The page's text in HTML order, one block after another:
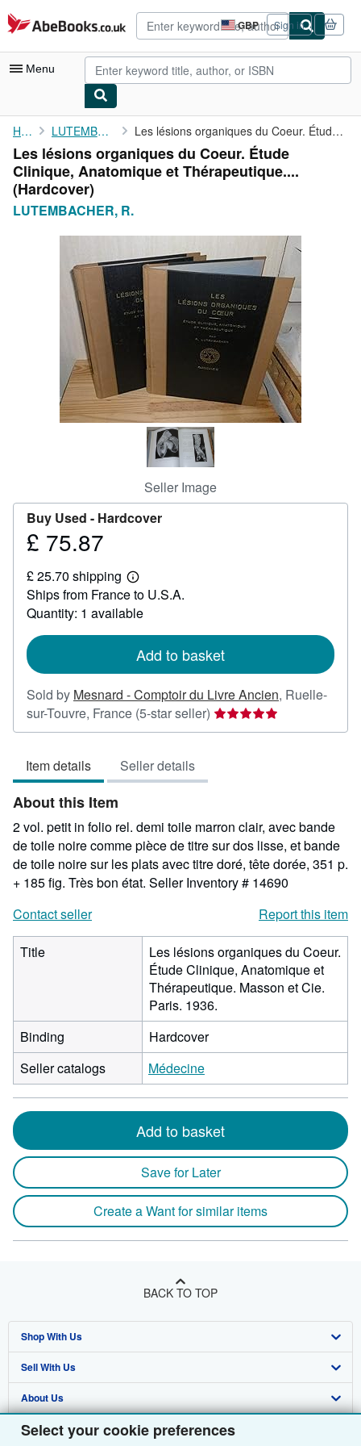
Select your cookie preferences
Skip to main content
AbeBooks.co.uk GBP
Site
shopping
preferences
Sign in
Menu
My Account
My Purchases
Advanced Search
Browse Collections
Art & Collectables
Start Selling
CLOSE
Home LUTEMBACHER, R. Les lésions organiques du Coeur. Étude Clinique, Anatomique et ...
Les lésions organiques du Coeur. Étude
Clinique, Anatomique et Thérapeutique....
(Hardcover)
LUTEMBACHER, R.
Seller Image
Buy Used - Hardcover
Price
75.87
£ 75.87
£ 25.70 shipping
Learn
more
about
shipping
Ships from France to U.S.A.
Quantity: 1 available
Add to basket
Sold by Mesnard - Comptoir du Livre Ancien, Ruelle-
sur-Touvre, France (5-star seller) Seller
rating
stars
Item details Seller details
About this Item
2 vol. petit in folio rel. demi toile marron clair, avec bande
de toile noire comme pièce de titre sur dos lisse, et bande
de toile noire sur les plats avec titre doré, tête dorée, 351 p.
+ 185 fig. Très bon état. Seller Inventory # 14690
Contact seller
Report this item
Title
Les lésions organiques du Coeur.
Étude Clinique, Anatomique et
Thérapeutique. Masson et Cie.
Paris. 1936.
Binding
Hardcover
Seller catalogs
Médecine
Add to basket
Save for Later
Create a Want for similar items
BACK TO TOP
Shop With Us
Advanced Search
Browse Collections
My Account
Sell With Us
Start Selling
Join Our Affiliate Programme
About Us
About AbeBooks
Find Help